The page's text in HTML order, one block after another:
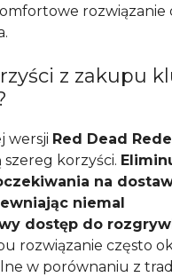
rozwiązanie
z zakupu
wersji Red Dead
szereg korzyści.
na
niemal
dostęp do
rozwiązanie często
w porównaniu z